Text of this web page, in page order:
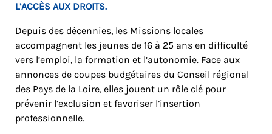
L’ACCÈS AUX DROITS.
Depuis des décennies, les Missions locales
accompagnent les jeunes de 16 à 25 ans en difficulté
vers l’emploi, la formation et l’autonomie. Face aux
annonces de coupes budgétaires du Conseil régional
des Pays de la Loire, elles jouent un rôle clé pour
prévenir l’exclusion et favoriser l’insertion
professionnelle.